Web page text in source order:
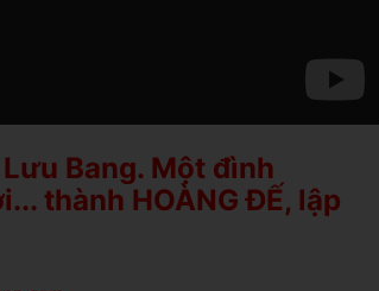
Bang. Một đình
thành HOÀNG ĐẾ, lập